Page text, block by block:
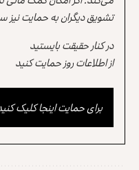
تشویق دیگران به حمایت نیز
در کنار حقیقت بایستید
از اطلاعات روز حمایت کنید
برای حمایت اینجا کلیک